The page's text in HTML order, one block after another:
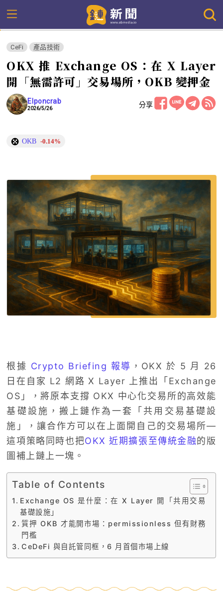
CeFi 產品技術
OKX 推 Exchange OS：在 X Layer
開「無需許可」交易場所，OKB 變押金
Elponcrab
2026/5/26 分享
OKB -0.14%
根據 Crypto Briefing 報導 ，OKX 於 5 月 26
日在自家 L2 網路 X Layer 上推出「Exchange
OS」，將原本支撐 OKX 中心化交易所的高效能
基礎設施，搬上鏈作為一套「共用交易基礎設
施」，讓合作方可以在上面開自己的交易場所—
這項策略同時也把OKX 近期擴張至傳統金融的版
圖補上鏈上一塊。
Table of Contents
Exchange OS 是什麼：在 X Layer 開「共用交易
基礎設施」
質押 OKB 才能開市場：permissionless 但有財務
門檻
CeDeFi 與自託管同框，6 月首個市場上線